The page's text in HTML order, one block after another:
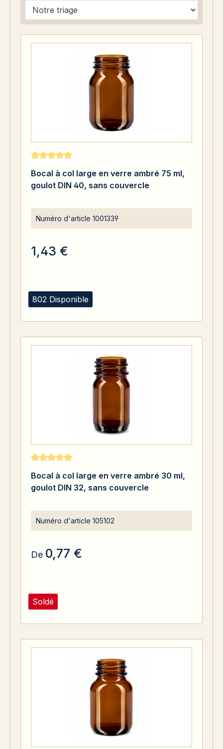
802 Disponible
Note moyenne de 5 sur 5 étoiles
Bocal à col large en verre ambré 75 ml,
goulot DIN 40, sans couvercle
Numéro d'article 1001339
1,43 €
Soldé
Note moyenne de 5 sur 5 étoiles
Bocal à col large en verre ambré 30 ml,
goulot DIN 32, sans couvercle
Numéro d'article 105102
De 0,77 €